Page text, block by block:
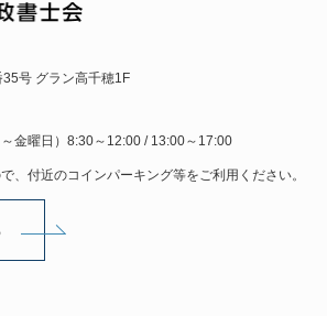
号 グラン高千穂1F
金曜日）8:30～12:00 / 13:00～17:00
、付近のコインパーキング等をご利用ください。